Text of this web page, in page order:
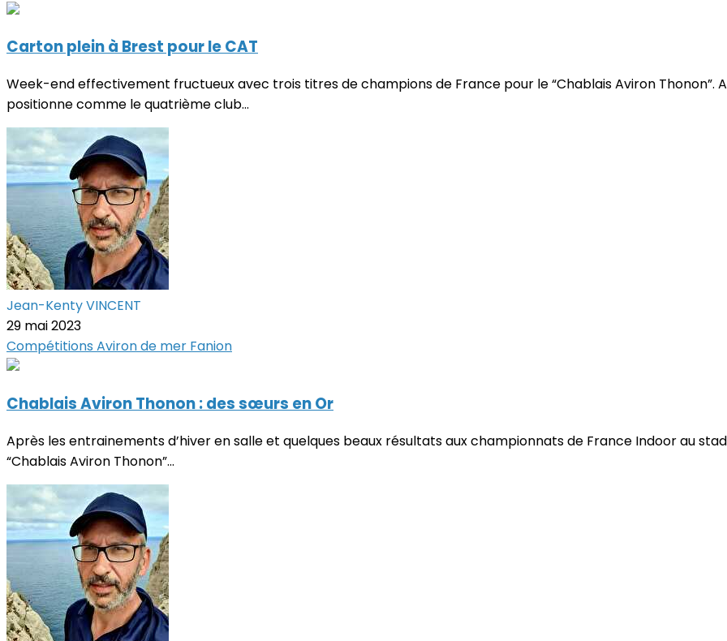
Carton plein à Brest pour le CAT
Week-end effectivement fructueux avec trois titres de champions de France pour le “Chablais Aviron Thonon”.
positionne comme le quatrième club...
Jean-Kenty VINCENT
29 mai 2023
Compétitions Aviron de mer Fanion
Chablais Aviron Thonon : des sœurs en Or
Après les entrainements d’hiver en salle et quelques beaux résultats aux championnats de France Indoor au
“Chablais Aviron Thonon”...